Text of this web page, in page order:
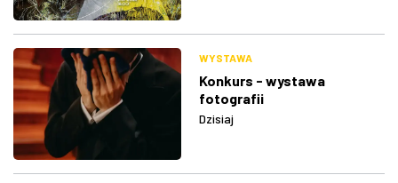
WYSTAWA
Konkurs - wystawa
fotografii
Dzisiaj